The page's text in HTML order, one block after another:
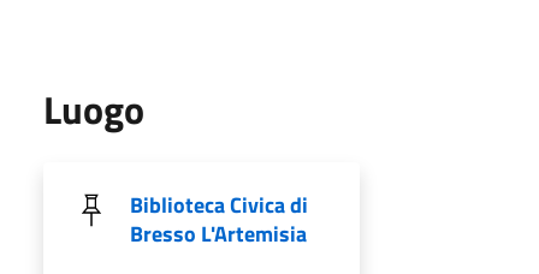
Luogo
Biblioteca Civica di
Bresso L'Artemisia